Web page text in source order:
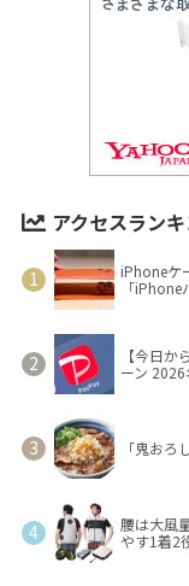
アクセスラン
iPhoneケ
「
【今日
ーン
「鬼お
腰は大風
やす1着2